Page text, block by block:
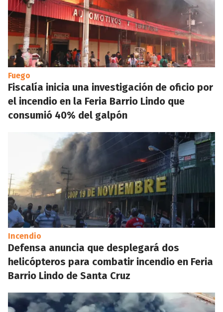
Fuego
Fiscalía inicia una investigación de oficio por
el incendio en la Feria Barrio Lindo que
consumió 40% del galpón
Incendio
Defensa anuncia que desplegará dos
helicópteros para combatir incendio en Feria
Barrio Lindo de Santa Cruz